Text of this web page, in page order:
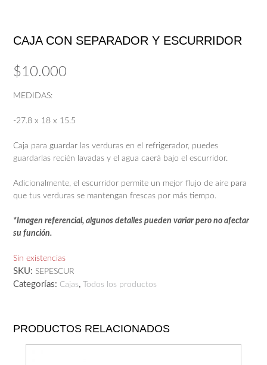
CAJA CON SEPARADOR Y ESCURRIDOR
$10.000
MEDIDAS:
-27.8 x 18 x 15.5
Caja para guardar las verduras en el refrigerador, puedes
guardarlas recién lavadas y el agua caerá bajo el escurridor.
Adicionalmente, el escurridor permite un mejor flujo de aire para
que tus verduras se mantengan frescas por más tiempo.
*Imagen referencial, algunos detalles pueden variar pero no afectar
su función.
Sin existencias
SKU: SEPESCUR
Categorías: Cajas, Todos los productos
PRODUCTOS RELACIONADOS